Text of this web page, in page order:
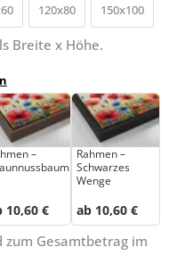
120x80 150x100
Breite x Höhe.
–
10,60 €
Rahmen –
Schwarzes
Wenge
ab 10,60 €
Gesamtbetrag im